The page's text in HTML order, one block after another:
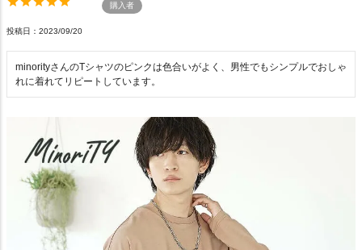
購入者
投稿日 2023/09/20
minorityさんのTシャツのピンクは色合いがよく、男性でもシンプルでおしゃ
れに着れてリピートしています。